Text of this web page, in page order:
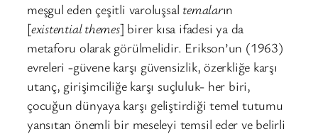
meşgul eden çeşitli varoluşsal temaların
[existential themes] birer kısa ifadesi ya da
metaforu olarak görülmelidir. Erikson’un (1963)
evreleri -güvene karşı güvensizlik, özerkliğe karşı
utanç, girişimciliğe karşı suçluluk- her biri,
çocuğun dünyaya karşı geliştirdiği temel tutumu
yansıtan önemli bir meseleyi temsil eder ve belirli